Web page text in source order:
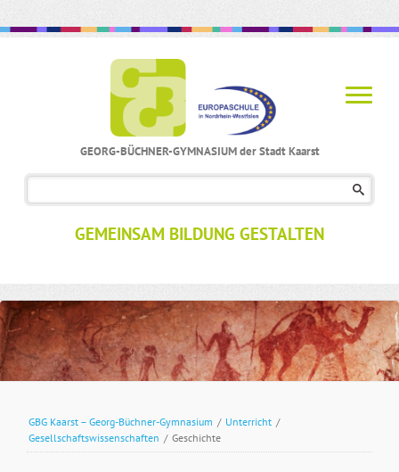
GEORG-BÜCHNER-GYMNASIUM der Stadt Kaarst
GEMEINSAM BILDUNG GESTALTEN
GBG Kaarst – Georg-Büchner-Gymnasium / Unterricht /
Gesellschaftswissenschaften / Geschichte